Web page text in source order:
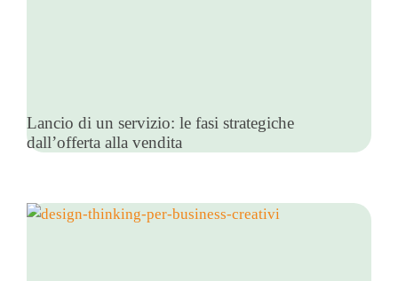
Lancio di un servizio: le fasi strategiche
dall’offerta alla vendita